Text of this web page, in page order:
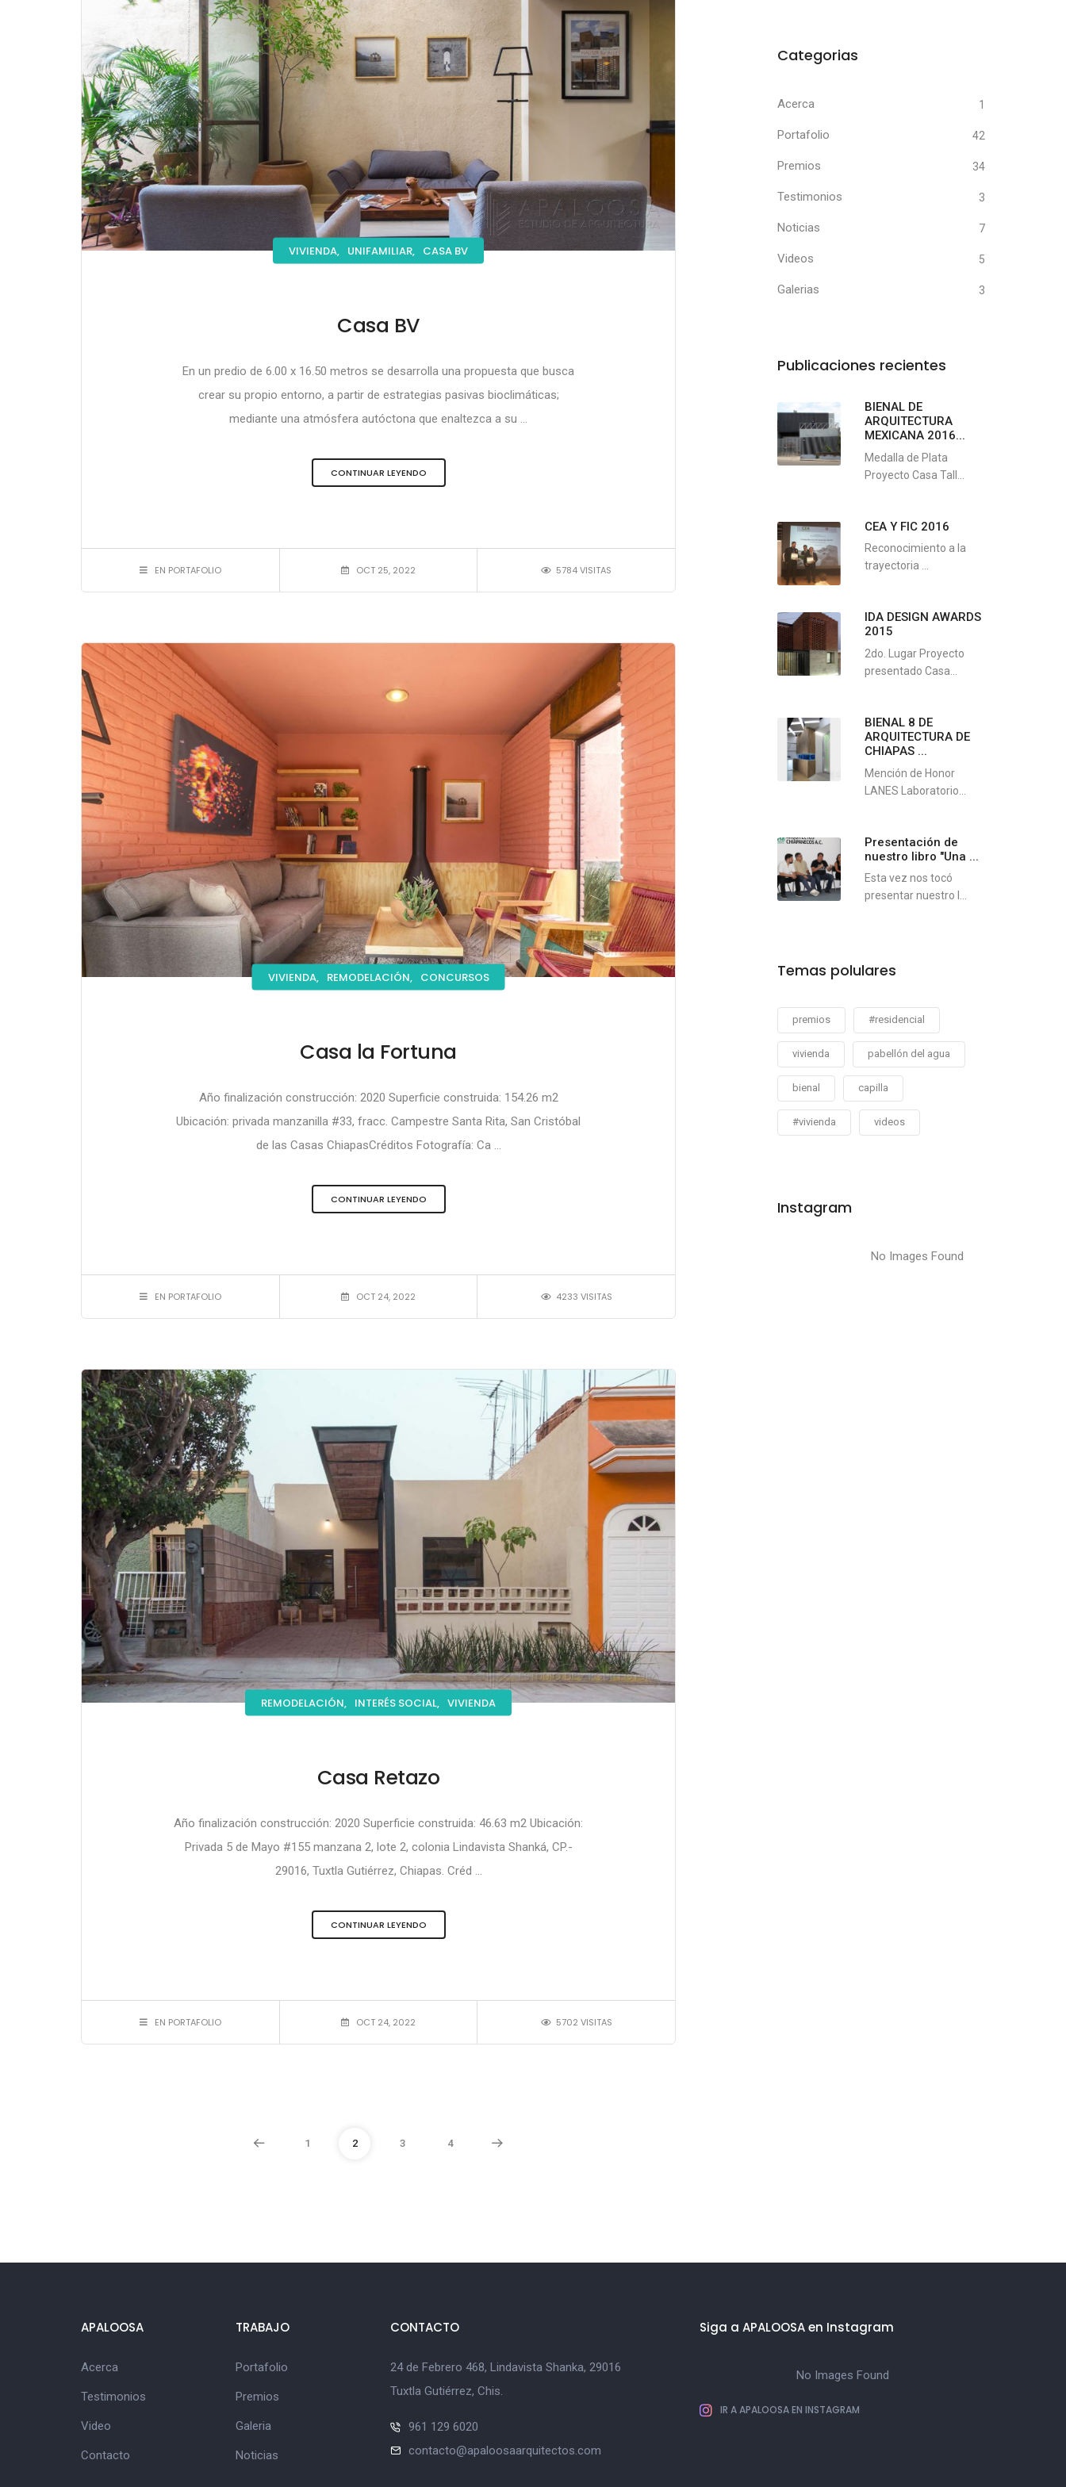
VIVIENDA, UNIFAMILIAR, CASA BV
Casa BV
En un predio de 6.00 x 16.50 metros se desarrolla una propuesta que busca
crear su propio entorno, a partir de estrategias pasivas bioclimáticas;
mediante una atmósfera autóctona que enaltezca a su ...
CONTINUAR LEYENDO
EN PORTAFOLIO OCT 25, 2022 5784 VISITAS
VIVIENDA, REMODELACIÓN, CONCURSOS
Casa la Fortuna
Año finalización construcción: 2020 Superficie construida: 154.26 m2
Ubicación: privada manzanilla #33, fracc. Campestre Santa Rita, San Cristóbal
de las Casas ChiapasCréditos Fotografía: Ca ...
CONTINUAR LEYENDO
EN PORTAFOLIO OCT 24, 2022 4233 VISITAS
REMODELACIÓN, INTERÉS SOCIAL, VIVIENDA
Casa Retazo
Año finalización construcción: 2020 Superficie construida: 46.63 m2 Ubicación:
Privada 5 de Mayo #155 manzana 2, lote 2, colonia Lindavista Shanká, CP.-
29016, Tuxtla Gutiérrez, Chiapas. Créd ...
CONTINUAR LEYENDO
EN PORTAFOLIO OCT 24, 2022 5702 VISITAS
1 2 3 4
Categorias
Acerca 1
Portafolio 42
Premios 34
Testimonios 3
Noticias 7
Videos 5
Galerias 3
Publicaciones recientes
BIENAL DE
ARQUITECTURA
MEXICANA 2016...
Medalla de Plata
Proyecto Casa Tall...
CEA Y FIC 2016
Reconocimiento a la
trayectoria ...
IDA DESIGN AWARDS
2015
2do. Lugar Proyecto
presentado Casa...
BIENAL 8 DE
ARQUITECTURA DE
CHIAPAS ...
Mención de Honor
LANES Laboratorio...
Presentación de
nuestro libro "Una ...
Esta vez nos tocó
presentar nuestro l...
Temas polulares
premios #residencial
vivienda pabellón del agua
bienal capilla
#vivienda videos
Instagram
No Images Found
APALOOSA
Acerca
Testimonios
Video
Contacto
TRABAJO
Portafolio
Premios
Galeria
Noticias
CONTACTO
24 de Febrero 468, Lindavista Shanka, 29016
Tuxtla Gutiérrez, Chis.
961 129 6020
contacto@apaloosaarquitectos.com
Siga a APALOOSA en Instagram
No Images Found
IR A APALOOSA EN INSTAGRAM